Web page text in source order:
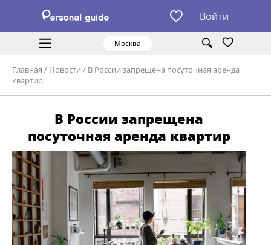
Войти
Москва
Главная / Новости / В России запрещена посуточная аренда
квартир
В России запрещена
посуточная аренда квартир